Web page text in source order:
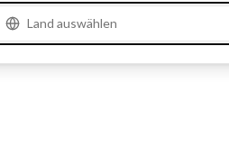
Land auswählen